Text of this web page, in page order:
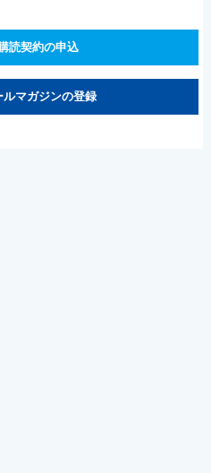
読契約の申込
ルマガジンの登録